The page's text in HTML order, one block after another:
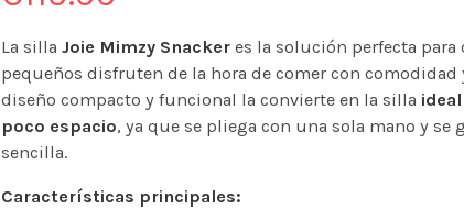
La silla Joie Mimzy Snackeres la solución perfecta para
pequeños disfruten de la hora de comer con comodidad
diseño compacto y funcional la convierte en la silla
poco espacio, ya que se pliega con una sola mano y se
sencilla.
Características principales: